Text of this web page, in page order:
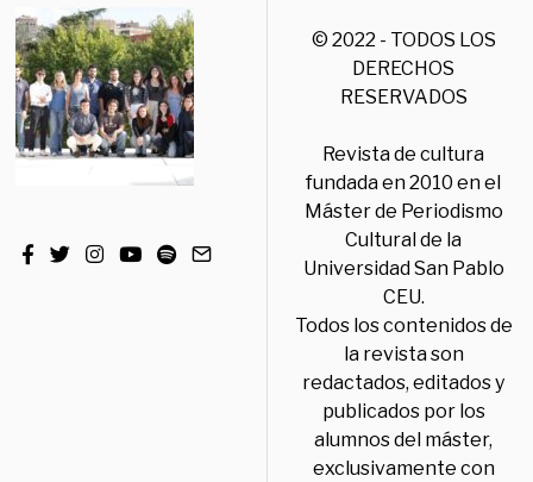
© 2022 - TODOS LOS
DERECHOS
RESERVADOS
Revista de cultura
fundada en 2010 en el
Máster de Periodismo
Cultural de la
Universidad San Pablo
CEU.
Todos los contenidos de
la revista son
redactados, editados y
publicados por los
alumnos del máster,
exclusivamente con